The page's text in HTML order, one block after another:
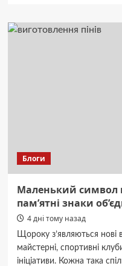
епіляція
Блоги
Маленький символ
пам’ятні знаки
4 дні тому назад
Щороку з’являються нові
майстерні, спортивні
ініціативи. Кожна така